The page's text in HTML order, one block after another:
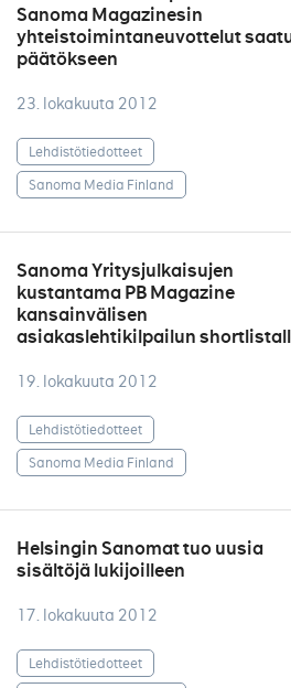
Sanoma Magazinesin
yhteistoimintaneuvottelut
päätökseen
23. lokakuuta 2012
Lehdistötiedotteet
Sanoma Media Finland
Sanoma Yritysjulkaisujen
kustantama PB Magazine
kansainvälisen
asiakaslehtikilpailun
19. lokakuuta 2012
Lehdistötiedotteet
Sanoma Media Finland
Helsingin Sanomat tuo uusia
sisältöjä lukijoilleen
17. lokakuuta 2012
Lehdistötiedotteet